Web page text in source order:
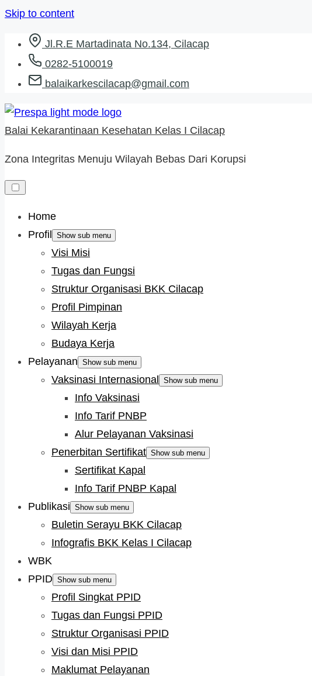
Skip to content
Jl.R.E Martadinata No.134, Cilacap
0282-5100019
balaikarkescilacap@gmail.com
Balai Kekarantinaan Kesehatan Kelas I Cilacap
Zona Integritas Menuju Wilayah Bebas Dari Korupsi
Home
Profil
Show sub menu
Visi Misi
Tugas dan Fungsi
Struktur Organisasi BKK Cilacap
Profil Pimpinan
Wilayah Kerja
Budaya Kerja
Pelayanan Show sub menu
Vaksinasi Internasional Show sub menu
Info Vaksinasi
Info Tarif PNBP
Alur Pelayanan Vaksinasi
Penerbitan Sertifikat Show sub menu
Sertifikat Kapal
Info Tarif PNBP Kapal
Publikasi Show sub menu
Buletin Serayu BKK Cilacap
Infografis BKK Kelas I Cilacap
WBK
PPID Show sub menu
Profil Singkat PPID
Tugas dan Fungsi PPID
Struktur Organisasi PPID
Visi dan Misi PPID
Maklumat Pelayanan